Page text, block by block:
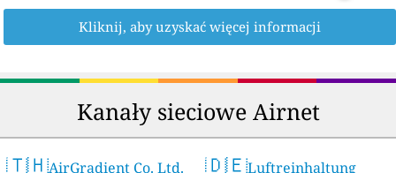
Kliknij, aby uzyskać więcej informacji
Kanały sieciowe Airnet
🇹🇭AirGradient Co. Ltd. 🇩🇪Luftreinhaltung